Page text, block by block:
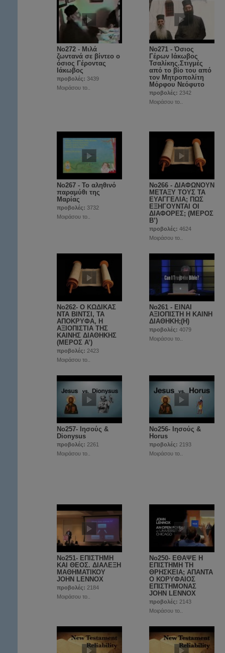
No272 - Μιλά
ζωντανά σε βίντεο ο
όσιος Γέροντας
Ιάκωβος
προβολές: 3439
Μοιράσου το..
No271 - Όσιος
Γέρων Ιάκωβος
Τσαλίκης.Στιγμές
από το βίο του από
τον Μητροπολίτη
Μόρφου Νεόφυτο
προβολές: 2342
Μοιράσου το..
No267 - Το αληθινό
παραμύθι της
Μαρίας
προβολές: 3732
Μοιράσου το..
No266 - ΔΙΑΦΩΝΟΥΝ
ΜΕΤΑΞΥ ΤΟΥΣ ΤΑ
ΕΥΑΓΓΕΛΙΑ; ΠΩΣ
ΕΞΗΓΟΥΝΤΑΙ ΟΙ
ΔΙΑΦΟΡΕΣ; (ΜΕΡΟΣ
Β’)
προβολές: 4624
Μοιράσου το..
No262- Ο ΚΩΔΙΚΑΣ
ΝΤΑ ΒΙΝΤΣΙ, ΤΑ
ΑΠΟΚΡΥΦΑ, Η
ΑΞΙΟΠΙΣΤΙΑ ΤΗΣ
ΚΑΙΝΗΣ ΔΙΑΘΗΚΗΣ
(ΜΕΡΟΣ A’)
προβολές: 2423
Μοιράσου το..
No261 - ΕΙΝΑΙ
ΑΞΙΟΠΙΣΤΗ Η ΚΑΙΝΗ
ΔΙΑΘΗΚΗ;(Η)
προβολές: 4079
Μοιράσου το..
No257- Ιησούς &
Dionysus
προβολές: 2261
Μοιράσου το..
No256- Ιησούς &
Horus
προβολές: 2193
Μοιράσου το..
No251- ΕΠΙΣΤΗΜΗ
ΚΑΙ ΘΕΟΣ. ΔΙΑΛΕΞΗ
ΜΑΘΗΜΑΤΙΚΟΥ
JOHN LENNOX
προβολές: 2184
Μοιράσου το..
Νο250- ΕΘΑΨΕ Η
ΕΠΙΣΤΗΜΗ ΤΗ
ΘΡΗΣΚΕΙΑ; ΑΠΑΝΤΑ
Ο ΚΟΡΥΦΑΙΟΣ
EΠΙΣΤΗΜΟΝΑΣ
JOHN LENNOX
προβολές: 2143
Μοιράσου το..